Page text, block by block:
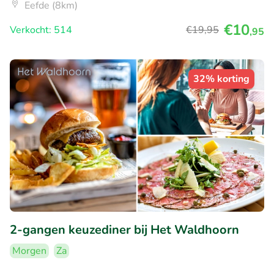
Eefde (8km)
Verkocht: 514
€19,95 €10,95
32% korting
2-gangen keuzediner bij Het Waldhoorn
Morgen
Za